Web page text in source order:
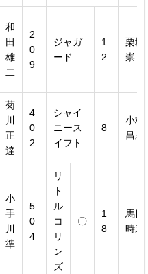
和
田
雄
二
2
0
9
ジャガ
ード
1
2
栗坂
崇
菊
川
正
達
4
0
2
シャイ
ニース
イフト
8
小林
昌志
小
手
川
準
5
0
4
リ
ト
ル
コ
リ
ン
ズ
〇
1
8
馬目
時宗